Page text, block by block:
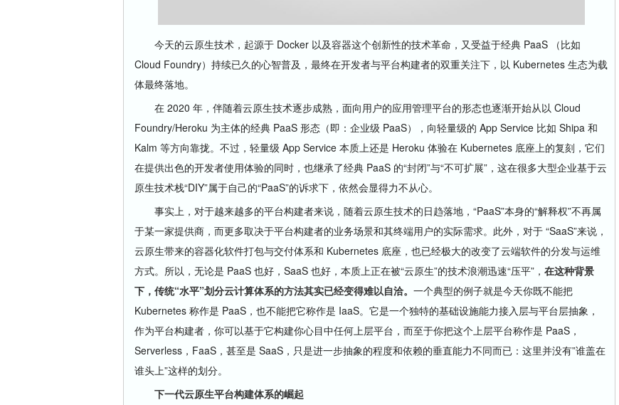
今天的云原生技术，起源于 Docker 以及容器这个创新性的技术革命，又受益于经典 PaaS （比如
Cloud Foundry）持续已久的心智普及，最终在开发者与平台构建者的双重关注下，以 Kubernetes 生态为载
体最终落地。
在 2020 年，伴随着云原生技术逐步成熟，面向用户的应用管理平台的形态也逐渐开始从以 Cloud
Foundry/Heroku 为主体的经典 PaaS 形态（即：企业级 PaaS），向轻量级的 App Service 比如 Shipa 和
Kalm 等方向靠拢。不过，轻量级 App Service 本质上还是 Heroku 体验在 Kubernetes 底座上的复刻，它们
在提供出色的开发者使用体验的同时，也继承了经典 PaaS 的“封闭”与“不可扩展”，这在很多大型企业基于云
原生技术栈“DIY”属于自己的“PaaS”的诉求下，依然会显得力不从心。
事实上，对于越来越多的平台构建者来说，随着云原生技术的日趋落地，“PaaS”本身的“解释权”不再属
于某一家提供商，而更多取决于平台构建者的业务场景和其终端用户的实际需求。此外，对于 “SaaS”来说，
云原生带来的容器化软件打包与交付体系和 Kubernetes 底座，也已经极大的改变了云端软件的分发与运维
方式。所以，无论是 PaaS 也好，SaaS 也好，本质上正在被“云原生”的技术浪潮迅速“压平”， 在这种背景
下，传统“水平”划分云计算体系的方法其实已经变得难以自洽。 一个典型的例子就是今天你既不能把
Kubernetes 称作是 PaaS，也不能把它称作是 IaaS。它是一个独特的基础设施能力接入层与平台层抽象，
作为平台构建者，你可以基于它构建你心目中任何上层平台，而至于你把这个上层平台称作是 PaaS，
Serverless，FaaS，甚至是 SaaS，只是进一步抽象的程度和依赖的垂直能力不同而已：这里并没有”谁盖在
谁头上”这样的划分。
下一代云原生平台构建体系的崛起